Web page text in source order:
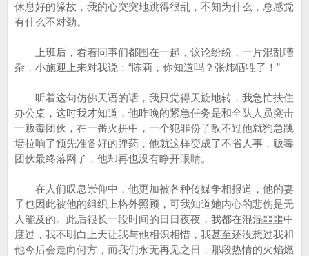
休息好的缘故，我的心突突地跳得很乱，不知为什么，总感觉
有什么不对劲。
上班后，看着同事们都围在一起，议论纷纷，一片混乱嘈
杂，小施迎上来对我说：“陈莉，你知道吗？张炜牺牲了！”
听着这句仿佛天语的话，我只觉得天旋地转，我急忙扶住
办公桌，这时我才知道，他昨晚的紧急任务是和全队人员突击
一贩毒团伙，在一番火拼中，一个犯罪份子敌不过他就狗急跳
墙拉响了预先准备好的弹药，他就这样变成了不省人事，贩毒
团伙最终落网了，他却再也没有睁开眼睛。
在人们叹息崇仰中，他更加被各种传媒争相报道，他的妻
子也因此被他的组织上格外照顾，可我知道她内心的悲伤是无
人能及的。此后很长一段时间的日日夜夜，我都在混混噩噩中
度过，我不明白上天让我与他相识相惜，我甚至还没想过我和
他今后会走向何方，而我们永无再见之日，那段热情的火焰燃